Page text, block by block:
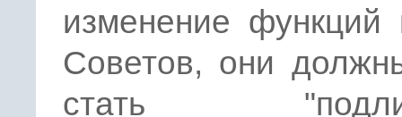
изменение функций
Советов, они
стать